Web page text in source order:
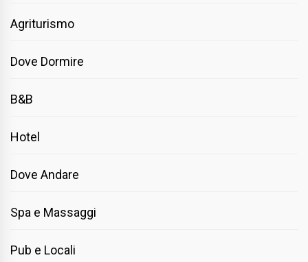
Agriturismo
Dove Dormire
B&B
Hotel
Dove Andare
Spa e Massaggi
Pub e Locali